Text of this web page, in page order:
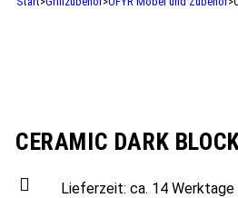
CERAMIC DARK
Lieferzeit: ca. 14 Werktage